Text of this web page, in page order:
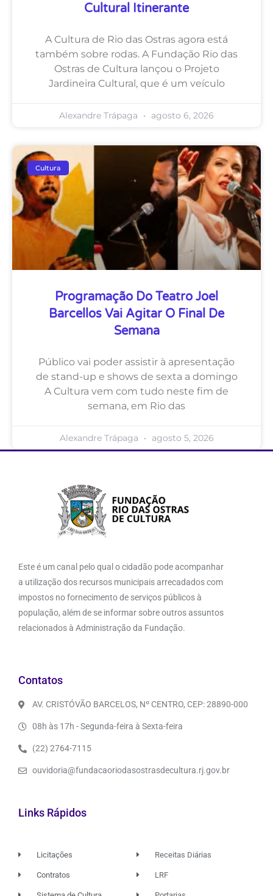
Cultural Itinerante
A Cultura de Rio das Ostras agora está
também sobre rodas. A Fundação Rio das
Ostras de Cultura lançou o Projeto
Jardineira Cultural, que é um veículo
Alexandre Trápaga agosto 6, 2026
Cultura
Programação Do Teatro Joel
Barcellos Vai Agitar O Final De
Semana
Público vai poder assistir à apresentação
de stand-up e shows de sexta a domingo
A Cultura vem com tudo neste fim de
semana, em Rio das
Alexandre Trápaga agosto 5, 2026
Este é um canal pelo qual o cidadão pode acompanhar
a utilização dos recursos municipais arrecadados com
impostos no fornecimento de serviços públicos à
população, além de se informar sobre outros assuntos
relacionados à Administração da Fundação.
Contatos
AV. CRISTÓVÃO BARCELOS, Nº CENTRO, CEP: 28890-000
08h às 17h - Segunda-feira à Sexta-feira
(22) 2764-7115
ouvidoria@fundacaoriodasostrasdecultura.rj.gov.br
Links Rápidos
Licitações
Contratos
Receitas Diárias
LRF